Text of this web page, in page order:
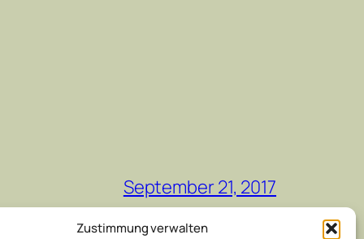
Zustimmung verwalten
September 21, 2017